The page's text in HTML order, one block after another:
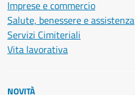
Imprese e commercio
Salute, benessere e assistenza
Servizi Cimiteriali
Vita lavorativa
NOVITÀ